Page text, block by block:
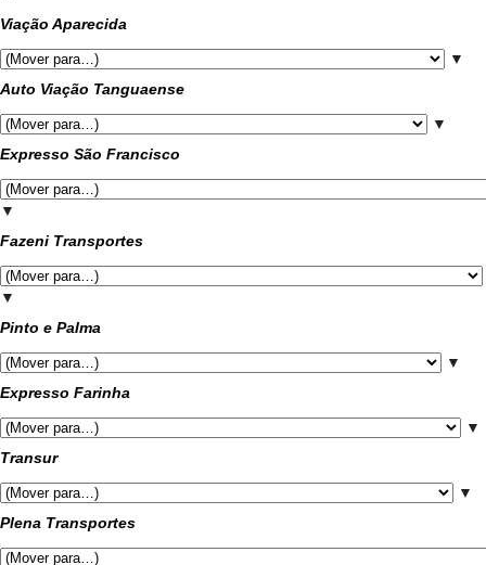
Viação Aparecida
▼
Auto Viação Tanguaense
▼
Expresso São Francisco
▼
Fazeni Transportes
▼
Pinto e Palma
▼
Expresso Farinha
▼
Transur
▼
Plena Transportes